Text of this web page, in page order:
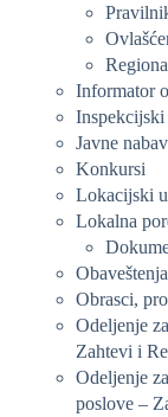
Informator
Javne
Konkursi
Lokacijski
Lokalna
Obaveštenja
Obrasci,
Odeljenje
Zahtevi i
Odeljenje
poslove –